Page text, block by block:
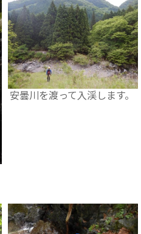
安曇川を渡って入渓します。